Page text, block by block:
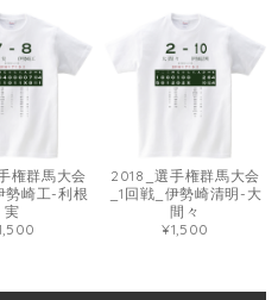
権群馬大会
勢崎工-利根
実
2018_選手権群馬大会
_1回戦_伊勢崎清明-大
間々
¥1,500